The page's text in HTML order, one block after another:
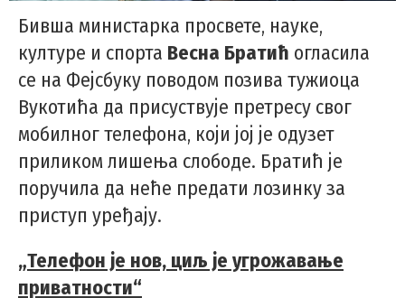
Бивша министарка просвете, науке,
културе и спорта Весна Братић огласила
се на Фејсбуку поводом позива тужиоца
Вукотићa да присуствује претресу свог
мобилног телефона, који јој је одузет
приликом лишења слободе. Братић је
поручила да неће предати лозинку за
приступ уређају.
„Телефон је нов, циљ је угрожавање
приватности“